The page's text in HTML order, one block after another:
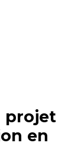
projet
en